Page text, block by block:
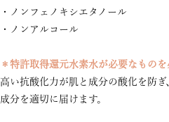
・ノンフェノキシエタノール
・ノンアルコール
＊特許取得還元水素水が必要なもの
高い抗酸化力が肌と成分の酸化を防
成分を適切に届けます。